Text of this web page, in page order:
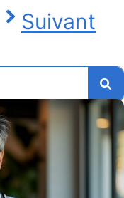
Suivant